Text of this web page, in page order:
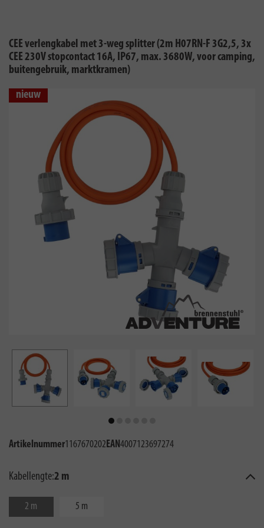
CEE verlengkabel met 3-weg splitter (2m H07RN-F 3G2,5, 3x
CEE 230V stopcontact 16A, IP67, max. 3680W, voor camping,
buitengebruik, marktkramen)
nieuw
Artikelnummer1167670202EAN4007123697274
Kabellengte:2 m
2 m 5 m